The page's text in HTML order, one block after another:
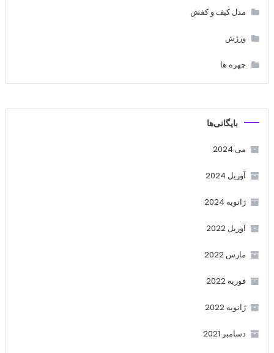
مدل کیف و کفش
ورزش
چهره ها
بایگانی‌ها
می 2024
آوریل 2024
ژانویه 2024
آوریل 2022
مارس 2022
فوریه 2022
ژانویه 2022
دسامبر 2021